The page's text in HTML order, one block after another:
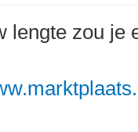
lengte zou je